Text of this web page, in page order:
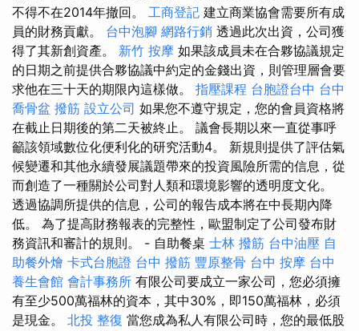
不得不在2014年撤回。 工商登記 建立商業協會需要所有成
員的財務貢獻。 台中泡腳 網路行銷 透過此次出資，公司獲
得了其新創資產。 新竹 按摩 如果該成員未在合夥協議規定
的日期之前提供合夥協議中約定的金錢出資，則管理層會要
求他在三十天的期限內這樣做。 指壓課程 台胞證台中 台中
喬骨盆 撥筋 設立公司 如果您不遵守規定，您的會員資格將
在截止日期後的第二天被終止。 議會長期以來一直從事呼
籲該領域數位化便利化的研究活動4。 新規則提供了評估氣
候變遷和其他永續發展議題帶來的投資風險所需的信息，從
而創造了一種關於公司對人類和環境影響的透明度文化。
透過協調所提供的信息，公司的報告成本將在中長期內降
低。 為了提高財務報表的完整性，歐盟制定了公司發布財
務資訊和審計的規則。 - 自助餐桌 士林 撥筋 台中油壓 自
助餐外燴 卡式台胞證 台中 撥筋 豐原整骨 台中 按摩 台中
養生會館 會計事務所 有限公司要成立一家公司，您必須擁
有至少500萬福林的資本，其中30%，即150萬福林，必須
是現金。 北投 整復 當您成為私人有限公司時，您的最低股